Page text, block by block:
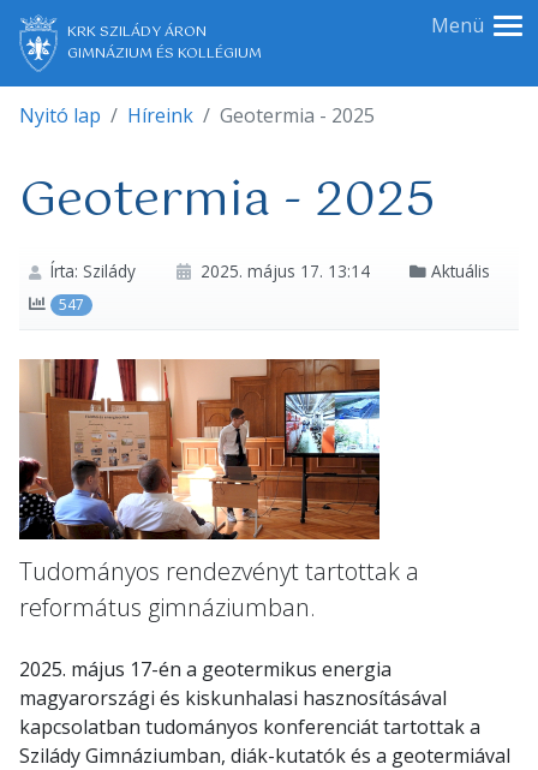
KRK SZILÁDY ÁRON
GIMNÁZIUM ÉS KOLLÉGIUM
Menü
Nyitó lap Híreink Geotermia - 2025
Geotermia - 2025
Írta: Szilády 2025. május 17. 13:14 Aktuális
547
Tudományos rendezvényt tartottak a
református gimnáziumban.
2025. május 17-én a geotermikus energia
magyarországi és kiskunhalasi hasznosításával
kapcsolatban tudományos konferenciát tartottak a
Szilády Gimnáziumban, diák-kutatók és a geotermiával